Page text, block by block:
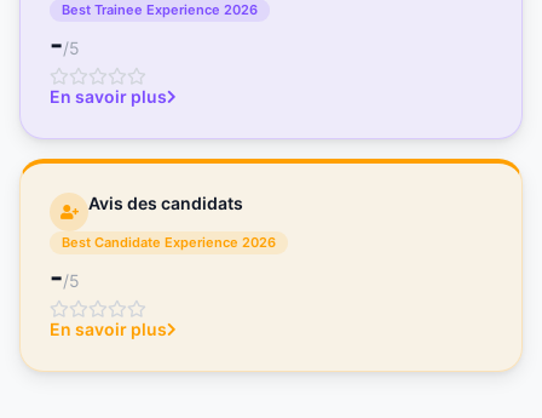
Best Trainee Experience 2026
-/5
En savoir plus
Avis des candidats
Best Candidate Experience 2026
-/5
En savoir plus